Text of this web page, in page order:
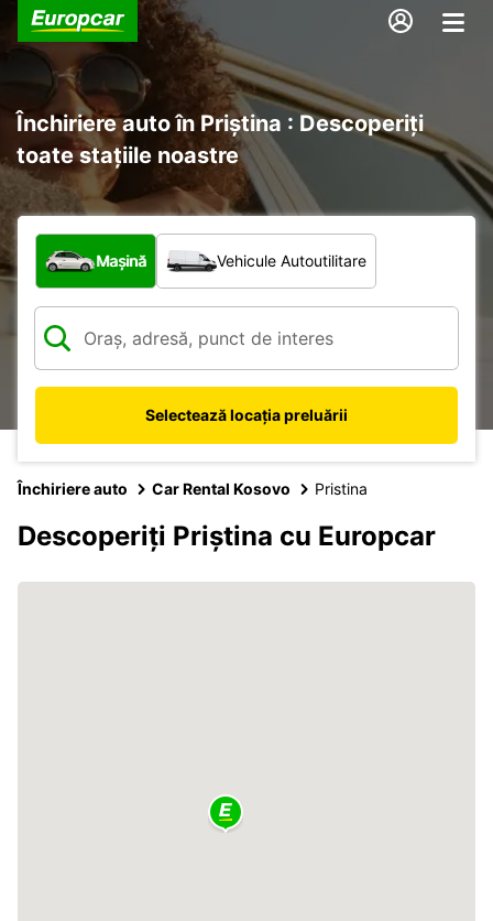
Închiriere auto în Priștina : Descoperiți
toate stațiile noastre
Ce tip de vehicul?
Mașină Vehicule Autoutilitare
Selectează locația preluării
Închiriere auto Car Rental Kosovo Pristina
Descoperiți Priștina cu Europcar